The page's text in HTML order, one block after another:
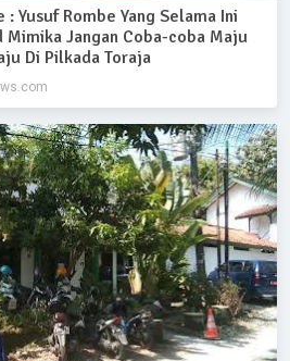
Yusuf Rombe Yang Selama Ini
Mimika Jangan Coba-coba Maju
Di Pilkada Toraja